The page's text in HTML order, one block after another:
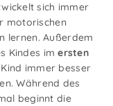
sich immer
motorischen
lernen. Außerdem
Kindes imersten
immer besser
Während des
beginnt die